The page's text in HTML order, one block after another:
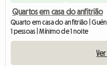
Quartos em casa do anfitrião
Quarto em casa do anfitrião |
1 pessoas | Mínimo de 1 noite